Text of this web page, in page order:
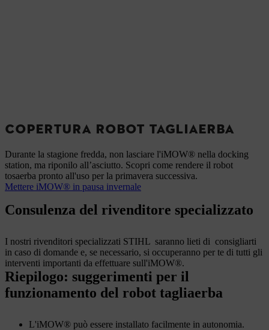
COPERTURA ROBOT TAGLIAERBA
Durante la stagione fredda, non lasciare l'iMOW® nella docking
station, ma riponilo all’asciutto. Scopri come rendere il robot
tosaerba pronto all'uso per la primavera successiva.
Mettere iMOW® in pausa invernale
Consulenza del rivenditore specializzato
I nostri rivenditori specializzati STIHL saranno lieti di consigliarti
in caso di domande e, se necessario, si occuperanno per te di tutti gli
interventi importanti da effettuare sull'iMOW®.
Riepilogo: suggerimenti per il
funzionamento del robot tagliaerba
L'iMOW® può essere installato facilmente in autonomia.